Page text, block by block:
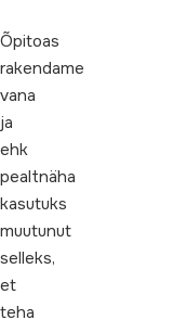
Õpitoas
rakendame
vana
ja
ehk
pealtnäha
kasutuks
muutunut
selleks,
et
teha